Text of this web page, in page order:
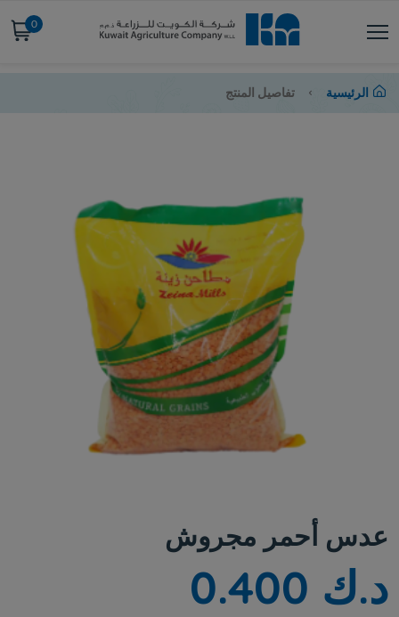
0
الرئيسية تفاصيل المنتج
عدس أحمر مجروش
د.ك 0.400